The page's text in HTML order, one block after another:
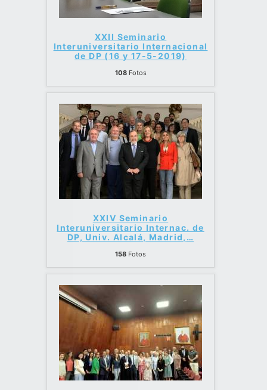
XXII Seminario
Interuniversitario Internacional
de DP (16 y 17-5-2019)
108Fotos
XXIV Seminario
Interuniversitario Internac. de
DP, Univ. Alcalá, Madrid, …
158 Fotos